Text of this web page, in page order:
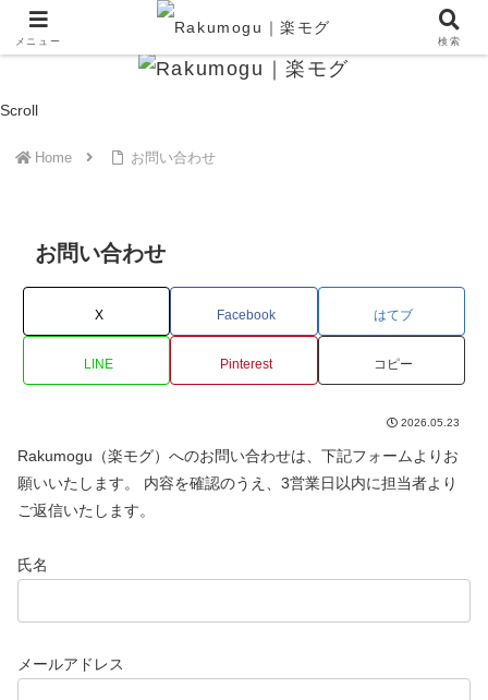
忙しい毎日の食を、楽に賢く。
Scroll
Home お問い合わせ
お問い合わせ
X Facebook はてブ
LINE Pinterest コピー
2026.05.23
Rakumogu（楽モグ）へのお問い合わせは、下記フォームよりお
願いいたします。 内容を確認のうえ、3営業日以内に担当者より
ご返信いたします。
氏名
メールアドレス
メニュー 検索